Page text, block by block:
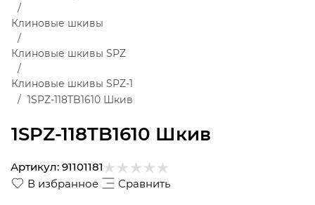
1SPZ-118TB1610 Шкив
Клиновые шкивы
Клиновые шкивы SPZ
Клиновые шкивы SPZ-1
1SPZ-118TB1610 Шкив
В избранное Сравнить
Артикул: 91101181